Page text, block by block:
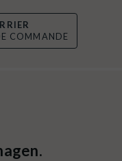
COMMANDE